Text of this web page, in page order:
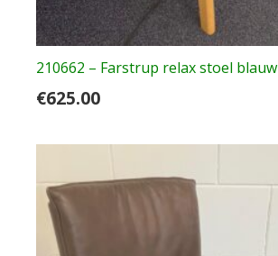
210662 – Farstrup relax stoel blauw
€625.00